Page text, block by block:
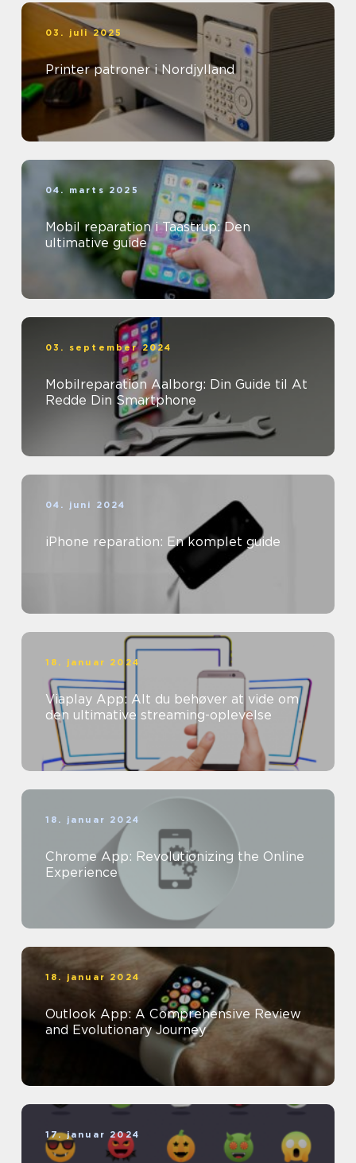
03. juli 2025
Printer patroner i Nordjylland
04. marts 2025
Mobil reparation i Taastrup: Den
ultimative guide
03. september 2024
Mobilreparation Aalborg: Din Guide til At
Redde Din Smartphone
04. juni 2024
iPhone reparation: En komplet guide
18. januar 2024
Viaplay App: Alt du behøver at vide om
den ultimative streaming-oplevelse
18. januar 2024
Chrome App: Revolutionizing the Online
Experience
18. januar 2024
Outlook App: A Comprehensive Review
and Evolutionary Journey
17. januar 2024